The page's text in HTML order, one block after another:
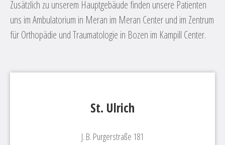
Zusätzlich zu unserem Hauptgebäude finden unsere Patienten
uns im Ambulatorium in Meran im Meran Center und im Zentrum
für Orthopädie und Traumatologie in Bozen im Kampill Center.
St. Ulrich
J. B. Purgerstraße 181